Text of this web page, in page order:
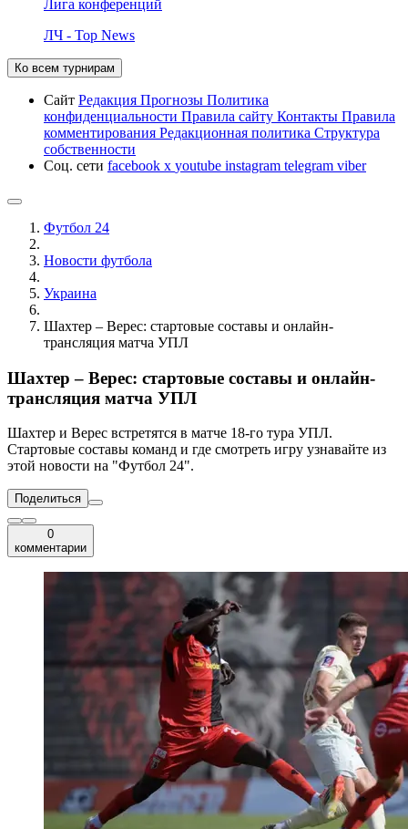
Лига конференций
ЛЧ - Top News
Ко всем турнирам
Сайт Редакция Прогнозы Политика
конфиденциальности Правила сайту Контакты Правила
комментирования Редакционная политика Структура
собственности
Соц. сети facebook x youtube instagram telegram viber
Футбол 24
Новости футбола
Украина
Шахтер – Верес: стартовые составы и онлайн-
трансляция матча УПЛ
Шахтер – Верес: стартовые составы и онлайн-
трансляция матча УПЛ
Шахтер и Верес встретятся в матче 18-го тура УПЛ.
Стартовые составы команд и где смотреть игру узнавайте из
этой новости на "Футбол 24".
Поделиться
0
комментарии